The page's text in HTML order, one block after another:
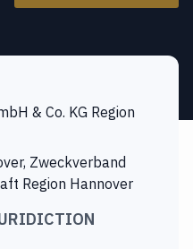
& Co. KG Region
Zweckverband
Region Hannover